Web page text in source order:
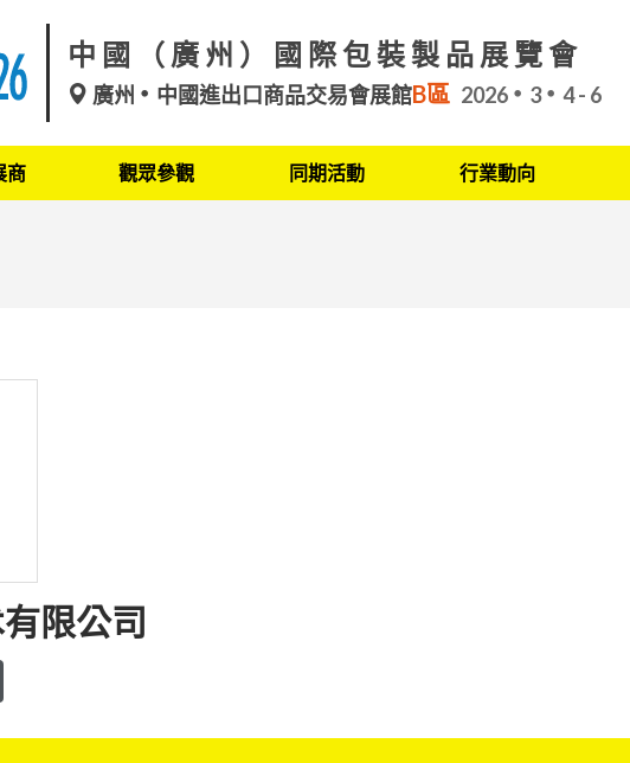
中國（廣州）國際包裝製品展覽會
廣州 中國進出口商品交易會展館B區 2026 3 4 - 6
商 觀眾參觀 同期活動 行業動向
限公司